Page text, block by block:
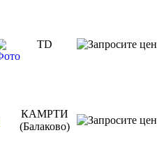
TD
КАМРТИ
(Балаково)